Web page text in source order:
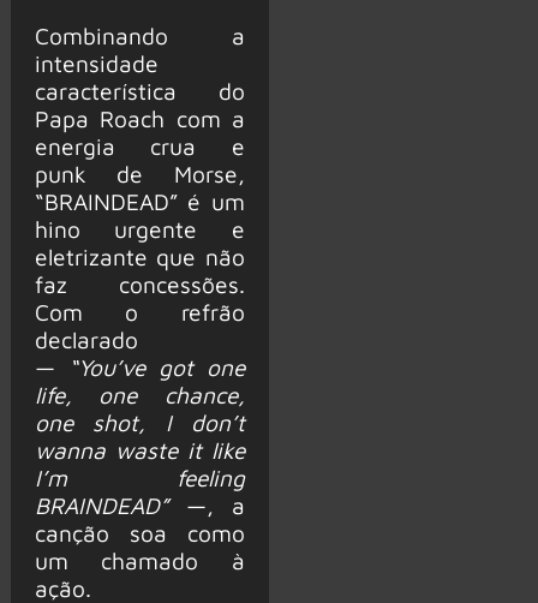
Combinando a
intensidade
característica do
Papa Roach com a
energia crua e
punk de Morse,
“BRAINDEAD” é um
hino urgente e
eletrizante que não
faz concessões.
Com o refrão
declarado
—
“You’ve got one
life, one chance,
one shot, I don’t
wanna waste it like
I’m feeling
BRAINDEAD” —, a
canção soa como
um chamado à
ação.